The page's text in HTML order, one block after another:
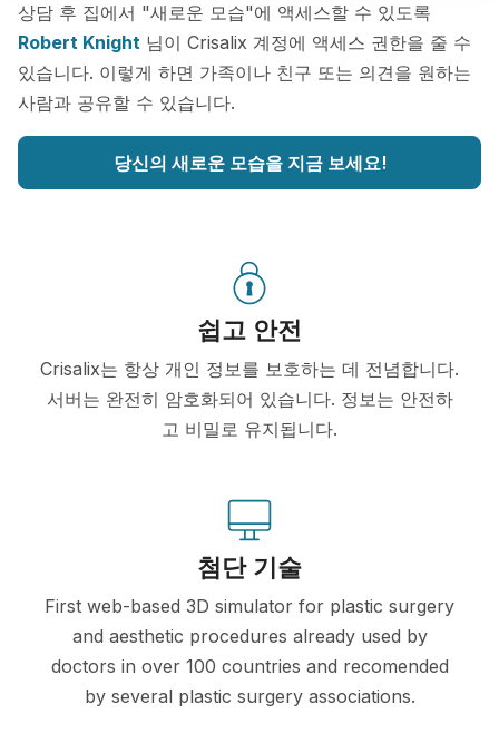
상담 후 집에서 "새로운 모습"에 액세스할 수 있도록
Robert Knight 님이 Crisalix 계정에 액세스 권한을 줄 수
있습니다. 이렇게 하면 가족이나 친구 또는 의견을 원하는
사람과 공유할 수 있습니다.
당신의 새로운 모습을 지금 보세요!
쉽고 안전
Crisalix는 항상 개인 정보를 보호하는 데 전념합니다.
서버는 완전히 암호화되어 있습니다. 정보는 안전하
고 비밀로 유지됩니다.
첨단 기술
First web-based 3D simulator for plastic surgery
and aesthetic procedures already used by
doctors in over 100 countries and recomended
by several plastic surgery associations.